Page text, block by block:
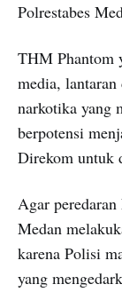
Polrestabes
THM Phantom
media,
narkotika yang
berpotensi
Direkom untuk
Agar
Medan
karena Polisi
yang